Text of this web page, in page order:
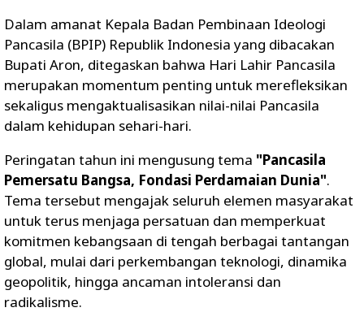
Dalam amanat Kepala Badan Pembinaan Ideologi
Pancasila (BPIP) Republik Indonesia yang dibacakan
Bupati Aron, ditegaskan bahwa Hari Lahir Pancasila
merupakan momentum penting untuk merefleksikan
sekaligus mengaktualisasikan nilai-nilai Pancasila
dalam kehidupan sehari-hari.
Peringatan tahun ini mengusung tema "Pancasila
Pemersatu Bangsa, Fondasi Perdamaian Dunia".
Tema tersebut mengajak seluruh elemen masyarakat
untuk terus menjaga persatuan dan memperkuat
komitmen kebangsaan di tengah berbagai tantangan
global, mulai dari perkembangan teknologi, dinamika
geopolitik, hingga ancaman intoleransi dan
radikalisme.